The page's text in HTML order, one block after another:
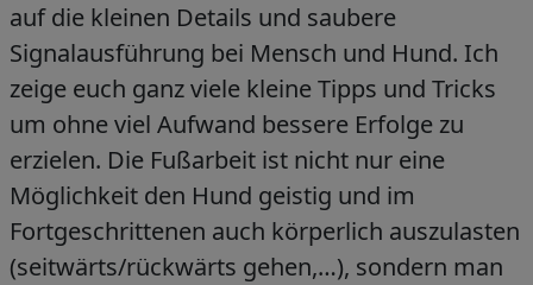
auf die kleinen Details und saubere
Signalausführung bei Mensch und Hund. Ich
zeige euch ganz viele kleine Tipps und Tricks
um ohne viel Aufwand bessere Erfolge zu
erzielen. Die Fußarbeit ist nicht nur eine
Möglichkeit den Hund geistig und im
Fortgeschrittenen auch körperlich auszulasten
(seitwärts/rückwärts gehen,…), sondern man